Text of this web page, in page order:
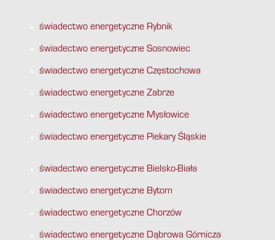
świadectwo energetyczne Rybnik
świadectwo energetyczne Sosnowiec
świadectwo energetyczne Częstochowa
świadectwo energetyczne Zabrze
świadectwo energetyczne Mysłowice
świadectwo energetyczne Piekary Śląskie
świadectwo energetyczne Bielsko-Biała
świadectwo energetyczne Bytom
świadectwo energetyczne Chorzów
świadectwo energetyczne Dąbrowa Górnicza